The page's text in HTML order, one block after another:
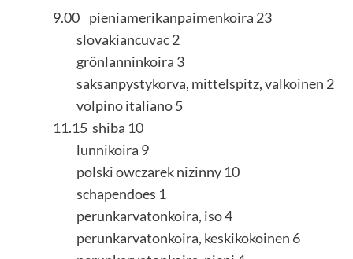
9.00 pieniamerikanpaimenkoira 23
slovakiancuvac 2
grönlanninkoira 3
saksanpystykorva, mittelspitz, valkoinen 2
volpino italiano 5
11.15 shiba 10
lunnikoira 9
polski owczarek nizinny 10
schapendoes 1
perunkarvatonkoira, iso 4
perunkarvatonkoira, keskikokoinen 6